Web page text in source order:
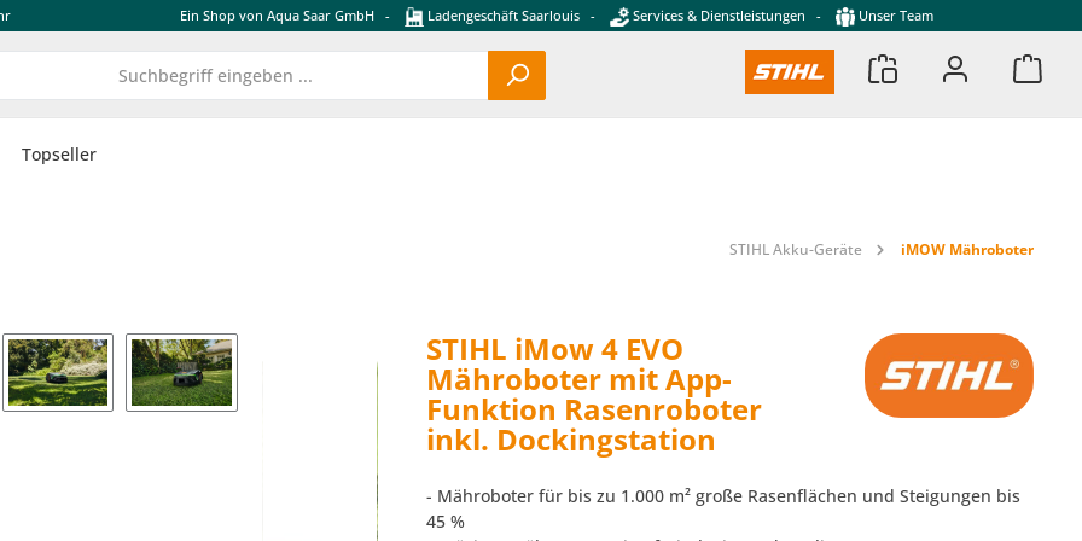
Ein Shop von Aqua Saar GmbH - Ladengeschäft Saarlouis - Services & Dienstleistungen - Unser Team
Topseller
STIHL Akku-Geräte iMOW Mähroboter
STIHL iMow 4 EVO
Mähroboter mit App-
Funktion Rasenroboter
inkl. Dockingstation
- Mähroboter für bis zu 1.000 m² große Rasenflächen und Steigungen bis
45 %